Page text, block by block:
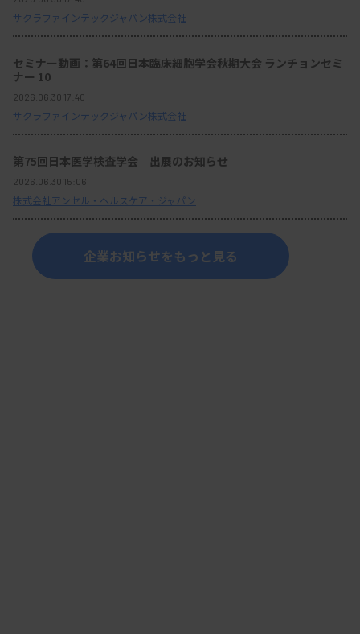
サクラファインテックジャパン株式会社
セミナー動画：第64回日本臨床細胞学会秋期大会 ランチョンセミ
ナー 10
2026.06.30 17:40
サクラファインテックジャパン株式会社
第75回日本医学検査学会 出展のお知らせ
2026.06.30 15:06
株式会社アンセル・ヘルスケア・ジャパン
企業お知らせをもっと見る